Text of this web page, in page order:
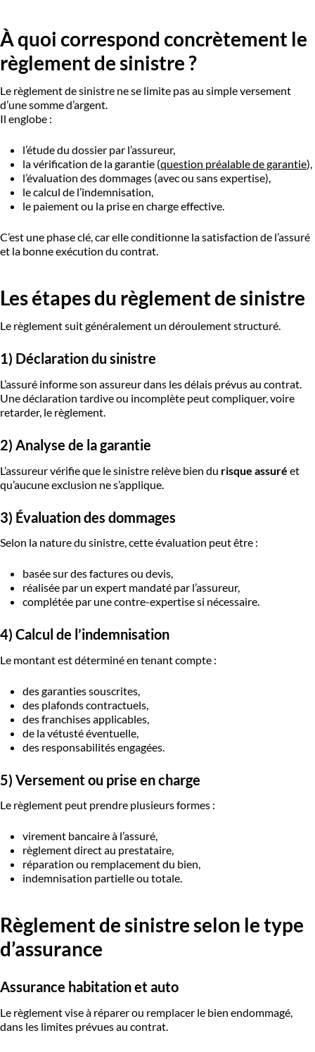
À quoi correspond concrètement le
règlement de sinistre ?
Le règlement de sinistre ne se limite pas au simple versement
d’une somme d’argent.
Il englobe :
l’étude du dossier par l’assureur,
la vérification de la garantie (question préalable de garantie),
l’évaluation des dommages (avec ou sans expertise),
le calcul de l’indemnisation,
le paiement ou la prise en charge effective.
C’est une phase clé, car elle conditionne la satisfaction de l’assuré
et la bonne exécution du contrat.
Les étapes du règlement de sinistre
Le règlement suit généralement un déroulement structuré.
1) Déclaration du sinistre
L’assuré informe son assureur dans les délais prévus au contrat.
Une déclaration tardive ou incomplète peut compliquer, voire
retarder, le règlement.
2) Analyse de la garantie
L’assureur vérifie que le sinistre relève bien du risque assuré et
qu’aucune exclusion ne s’applique.
3) Évaluation des dommages
Selon la nature du sinistre, cette évaluation peut être :
basée sur des factures ou devis,
réalisée par un expert mandaté par l’assureur,
complétée par une contre-expertise si nécessaire.
4) Calcul de l’indemnisation
Le montant est déterminé en tenant compte :
des garanties souscrites,
des plafonds contractuels,
des franchises applicables,
de la vétusté éventuelle,
des responsabilités engagées.
5) Versement ou prise en charge
Le règlement peut prendre plusieurs formes :
virement bancaire à l’assuré,
règlement direct au prestataire,
réparation ou remplacement du bien,
indemnisation partielle ou totale.
Règlement de sinistre selon le type
d’assurance
Assurance habitation et auto
Le règlement vise à réparer ou remplacer le bien endommagé,
dans les limites prévues au contrat.